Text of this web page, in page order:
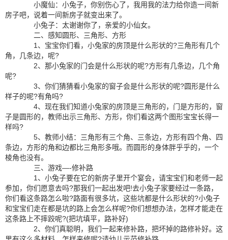
小魔仙：小兔子，你别伤心了，我用我的法力给你造一间新
房子吧，说着一间新房子就变出来了。
小兔子：太谢谢你了，亲爱的小仙女。
二、感知圆形、三角形、方形
1、宝宝你们看，小兔家的房顶是什么形状的?三角形有几个
角，几条边，呢?
2、那小兔家的门会是什么形状的呢?方形有几条边，几个角
呢?
3、你们猜猜看小兔家的窗子会是什么形状的呢?圆形是什么
样子的呢?有角吗?
4、现在我们知道小兔家的房顶是三角形的，门是方形的，窗
子是圆形的，教师出示三角形、方形，你们看这两个图形宝宝长得一
样吗?
5、教师小结：三角形有三个角、三条边，方形有四个角、四
条边，方形的角和边都比三角形多哦。而圆形的身体胖乎乎的，一个
棱角也没有。
三、游戏—-修补路
1、小兔子要在它的新房子里开个宴会，请宝宝们和老师一起
参加，你们愿意去吗?那我们一起出发吧!去小兔子家要经过一条路，
你们看这条路怎么啦?路面有很多坑，这些坑都是什么形状的?小兔子
和宝宝们走在都是坑的路上会怎么样呢?你们想想办法，怎样才能走在
这条路上不摔跤呢?(把坑填平，路补好)
2、你们真聪明，我们一起来修补路，把坏掉的路修补好。这